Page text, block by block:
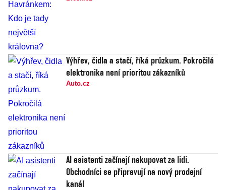
Výhřev, čidla a stačí, říká průzkum. Pokročilá
elektronika není prioritou zákazníků
Auto.cz
AI asistenti začínají nakupovat za lidi.
Obchodníci se připravují na nový prodejní
kanál